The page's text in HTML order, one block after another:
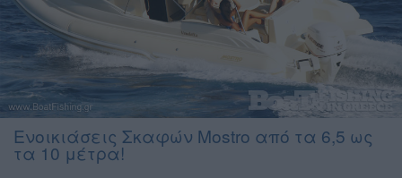
Ενοικιάσεις Σκαφών Μostro από τα 6,5 ως
τα 10 μέτρα!